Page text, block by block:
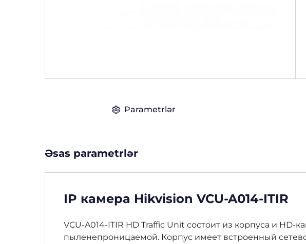
Parametrlər
Əsas parametrlər
IP камера Hikvision VCU-A014-ITIR
VCU-A014-ITIR HD Traffic Unit состоит из корпуса и
пыленепроницаемой. Корпус имеет встроенный